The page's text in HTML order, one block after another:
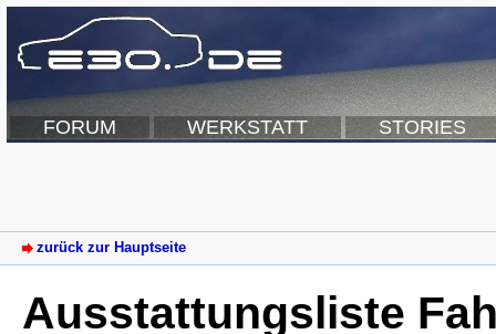
FORUM WERKSTATT STORIES
zurück zur Hauptseite
Ausstattungsliste